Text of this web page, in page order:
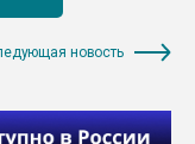
новость